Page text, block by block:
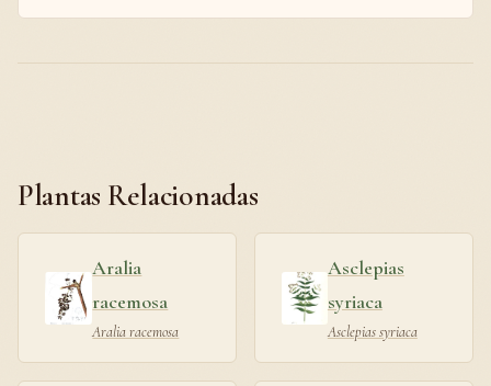
Plantas Relacionadas
Aralia
racemosa
Aralia racemosa
Asclepias
syriaca
Asclepias syriaca